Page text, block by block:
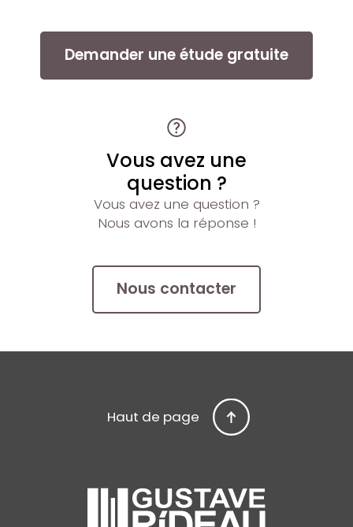
Demander une étude gratuite
Vous avez une
question ?
Vous avez une question ?
Nous avons la réponse !
Nous contacter
Haut de page